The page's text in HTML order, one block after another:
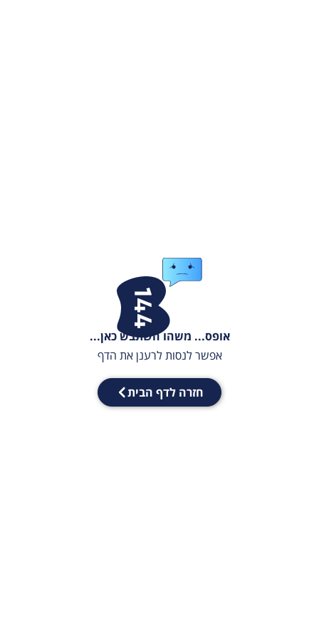
אופס... משהו השתבש כאן...
אפשר לנסות לרענן את הדף
חזרה לדף הבית